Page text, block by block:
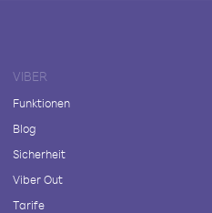
VIBER
Funktionen
Blog
Sicherheit
Viber Out
Tarife